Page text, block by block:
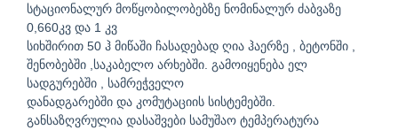
სტაციონალურ მოწყობილობებზე ნომინალურ ძაბვაზე
0,660კვ და 1 კვ
სიხშირით 50 ჰ მიწაში ჩასადებად ღია ჰაერზე , ბეტონში ,
შენობებში ,საკაბელო არხებში. გამოიყენება ელ
სადგურებში , სამრეჭველო
დანადგარებში და კომუტაციის სისტემებში.
განსაზღვრულია დასაშვები სამუშაო ტემპერატურა